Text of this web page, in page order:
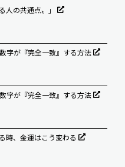
人の共通点〟」
字が『完全一致』する方法
字が『完全一致』する方法
時、金運はこう変わる